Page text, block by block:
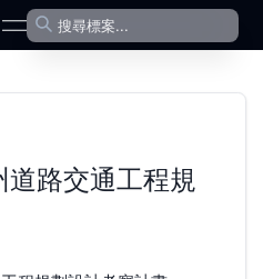
open navigation menu
道路交通工程規